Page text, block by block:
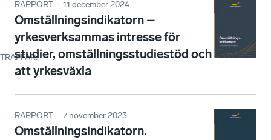
TRÄFFAR:
RAPPORT – 11 december 2024
Omställningsindikatorn –
yrkesverksammas intresse för
studier, omställningsstudiestöd och
att yrkesväxla
RAPPORT – 7 november 2023
Omställningsindikatorn.